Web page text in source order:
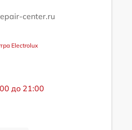
center.ru
Electrolux
до 21:00